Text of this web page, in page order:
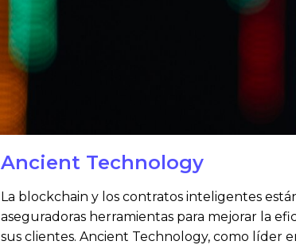
Ancient Technology
La blockchain y los contratos inteligentes
aseguradoras herramientas para mejorar la
sus clientes. Ancient Technology, como líder